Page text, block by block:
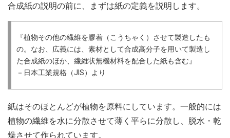
合成紙の説明の前に、まずは紙の定義を説明します。
『植物その他の繊維を膠着（こうちゃく）させて製造したも
の。なお、広義には、素材として合成高分子を用いて製造し
た合成紙のほか、繊維状無機材料を配合した紙も含む』
－日本工業規格（JIS）より
紙はそのほとんどが植物を原料にしています。一般的には
植物の繊維を水に分散させて薄く平らに分散し、脱水・乾
燥させて作られています。